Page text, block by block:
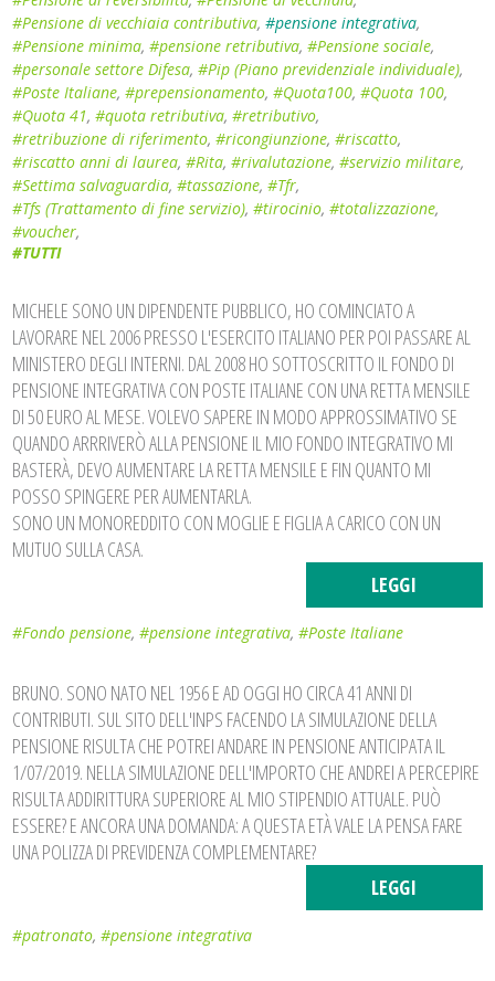
#Pensione di vecchiaia contributiva,#pensione integrativa,
#Pensione minima,#pensione retributiva,#Pensione sociale,
#personale settore Difesa,#Pip (Piano previdenziale individuale),
#Poste Italiane,#prepensionamento,#Quota100,#Quota 100,
#Quota 41,#quota retributiva,#retributivo,
#retribuzione di riferimento,#ricongiunzione,#riscatto,
#riscatto anni di laurea,#Rita,#rivalutazione,#servizio militare,
#Settima salvaguardia,#tassazione,#Tfr,
#Tfs (Trattamento di fine servizio),#tirocinio,#totalizzazione,
#voucher,
#TUTTI
MICHELE SONO UN DIPENDENTE PUBBLICO, HO COMINCIATO A
LAVORARE NEL 2006 PRESSO L'ESERCITO ITALIANO PER POI PASSARE AL
MINISTERO DEGLI INTERNI. DAL 2008 HO SOTTOSCRITTO IL FONDO DI
PENSIONE INTEGRATIVA CON POSTE ITALIANE CON UNA RETTA MENSILE
DI 50 EURO AL MESE. VOLEVO SAPERE IN MODO APPROSSIMATIVO SE
QUANDO ARRRIVERÒ ALLA PENSIONE IL MIO FONDO INTEGRATIVO MI
BASTERÀ, DEVO AUMENTARE LA RETTA MENSILE E FIN QUANTO MI
POSSO SPINGERE PER AUMENTARLA.
SONO UN MONOREDDITO CON MOGLIE E FIGLIA A CARICO CON UN
MUTUO SULLA CASA.
LEGGI
#Fondo pensione,#pensione integrativa,#Poste Italiane
BRUNO. SONO NATO NEL 1956 E AD OGGI HO CIRCA 41 ANNI DI
CONTRIBUTI. SUL SITO DELL'INPS FACENDO LA SIMULAZIONE DELLA
PENSIONE RISULTA CHE POTREI ANDARE IN PENSIONE ANTICIPATA IL
1/07/2019. NELLA SIMULAZIONE DELL'IMPORTO CHE ANDREI A PERCEPIRE
RISULTA ADDIRITTURA SUPERIORE AL MIO STIPENDIO ATTUALE. PUÒ
ESSERE? E ANCORA UNA DOMANDA: A QUESTA ETÀ VALE LA PENSA FARE
UNA POLIZZA DI PREVIDENZA COMPLEMENTARE?
LEGGI
#patronato,#pensione integrativa